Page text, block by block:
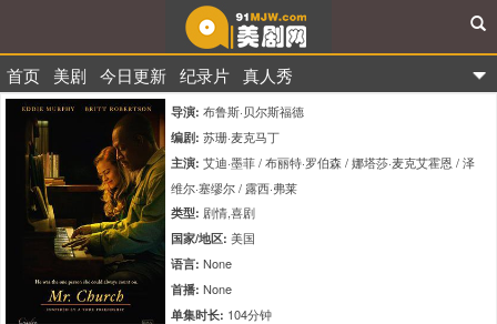
91美剧网
首页 美剧 今日更新 纪录片 真人秀
导演: 布鲁斯·贝尔斯福德
编剧: 苏珊·麦克马丁
主演: 艾迪·墨菲 / 布丽特·罗伯森 / 娜塔莎·麦克艾霍恩 / 泽
维尔·塞缪尔 / 露西·弗莱
类型: 剧情,喜剧
国家/地区: 美国
语言: None
首播: None
单集时长: 104分钟